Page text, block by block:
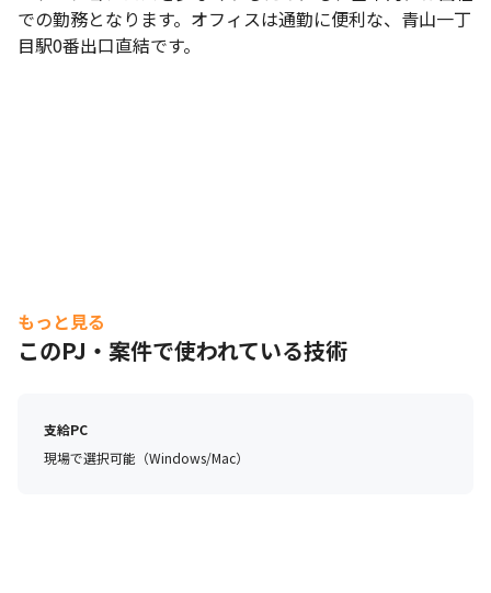
での勤務となります。オフィスは通勤に便利な、青山一丁
目駅0番出口直結です。
もっと見る
このPJ・案件で使われている技術
支給PC
現場で選択可能（Windows/Mac）